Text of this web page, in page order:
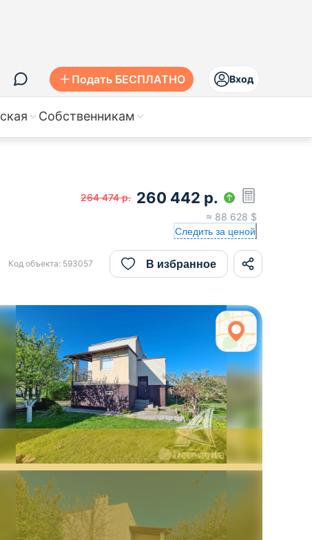
Подать БЕСПЛАТНО Вход
Собственникам
264 474 р. 260 442 р.
≈ 88 628 $
Следить за ценой
Код объекта: 593057 В избранное